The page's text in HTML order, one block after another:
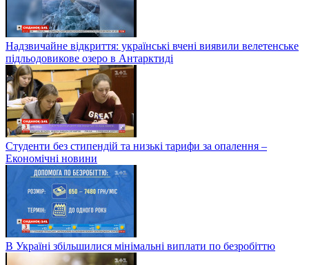
Надзвичайне відкриття: українські вчені виявили велетенське
підльодовикове озеро в Антарктиді
Студенти без стипендій та низькі тарифи за опалення –
Економічні новини
В Україні збільшилися мінімальні виплати по безробіттю